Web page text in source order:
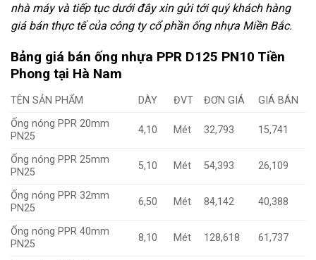
nhà máy và tiếp tục dưới đây xin gửi tới quý khách hàng
giá bán thực tế của công ty cổ phần ống nhựa Miền Bắc.
Bảng giá bán ống nhựa PPR D125 PN10 Tiền
Phong tại Hà Nam
TÊN SẢN PHẨM DÀY ĐVT ĐƠN GIÁ
GIÁ BÁN
Ống nóng PPR 20mm
PN25
4,10 Mét 32,793 15,741
Ống nóng PPR 25mm
PN25
5,10 Mét 54,393 26,109
Ống nóng PPR 32mm
PN25
6,50 Mét 84,142 40,388
Ống nóng PPR 40mm
PN25
8,10 Mét 128,618 61,737